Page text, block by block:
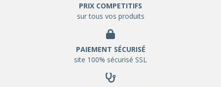
PRIX COMPETITIFS
sur tous vos produits
PAIEMENT SÉCURISÉ
site 100% sécurisé SSL